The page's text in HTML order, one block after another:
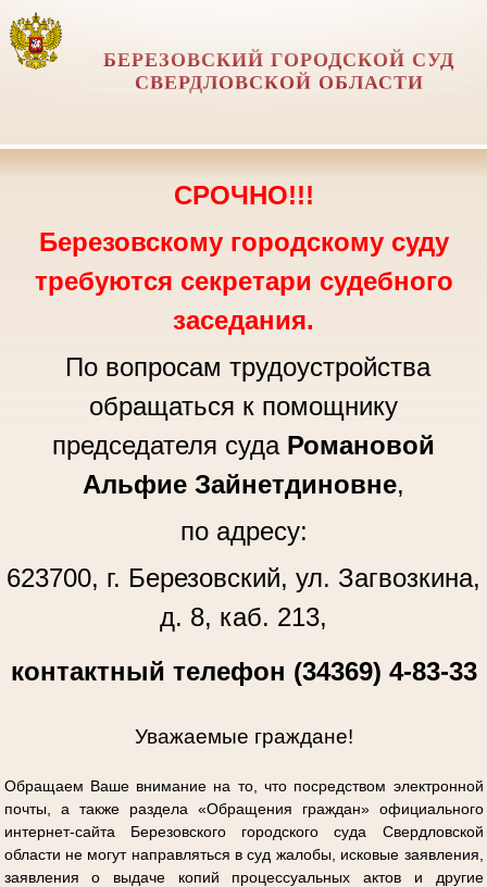
БЕРЕЗОВСКИЙ ГОРОДСКОЙ СУД
СВЕРДЛОВСКОЙ ОБЛАСТИ
СРОЧНО!!!
Березовскому городскому суду
требуются секретари судебного
заседания.
По вопросам трудоустройства
обращаться к помощнику
председателя суда Романовой
Альфие Зайнетдиновне,
по адресу:
623700, г. Березовский, ул. Загвозкина,
д. 8, каб. 213,
контактный телефон (34369) 4-83-33
Уважаемые граждане!
Обращаем Ваше внимание на то, что посредством электронной
почты, а также раздела «Обращения граждан» официального
интернет-сайта Березовского городского суда Свердловской
области не могут направляться в суд жалобы, исковые заявления,
заявления о выдаче копий процессуальных актов и другие